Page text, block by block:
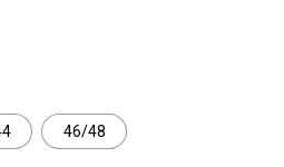
46/48